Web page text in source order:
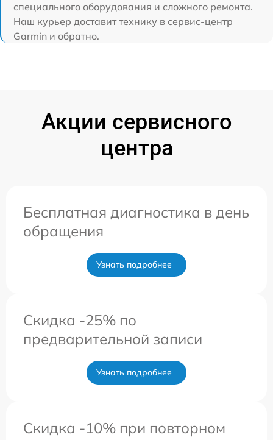
специального оборудования и сложного ремонта.
Наш курьер доставит технику в сервис-центр
Garmin и обратно.
Акции сервисного
центра
Бесплатная диагностика в день
обращения
Узнать подробнее
Скидка -25% по
предварительной записи
Узнать подробнее
Скидка -10% при повторном